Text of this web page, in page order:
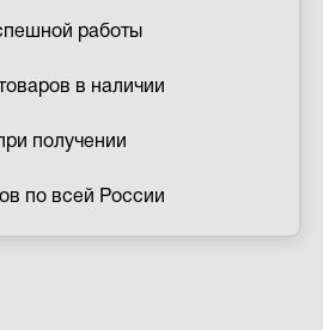
работы
в наличии
получении
по всей России